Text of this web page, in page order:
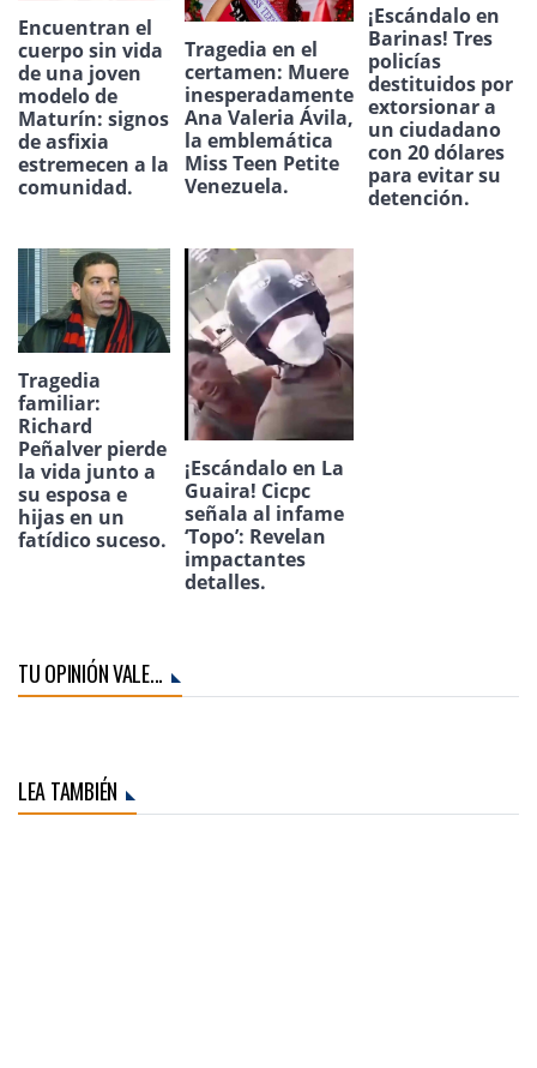
Encuentran el
cuerpo sin vida
de una joven
modelo de
Maturín: signos
de asfixia
estremecen a la
comunidad.
Tragedia en el
certamen: Muere
inesperadamente
Ana Valeria Ávila,
la emblemática
Miss Teen Petite
Venezuela.
¡Escándalo en
Barinas! Tres
policías
destituidos por
extorsionar a
un ciudadano
con 20 dólares
para evitar su
detención.
Tragedia
familiar:
Richard
Peñalver pierde
la vida junto a
su esposa e
hijas en un
fatídico suceso.
¡Escándalo en La
Guaira! Cicpc
señala al infame
‘Topo’: Revelan
impactantes
detalles.
TU OPINIÓN VALE...
LEA TAMBIÉN